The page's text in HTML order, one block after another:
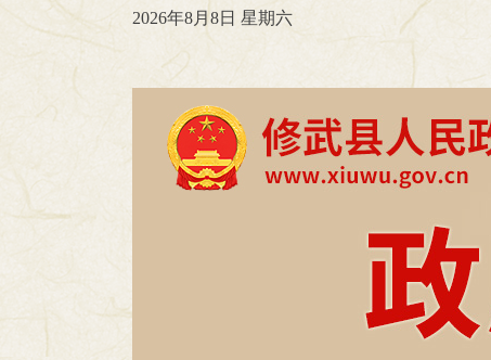
2026年8月8日 星期六